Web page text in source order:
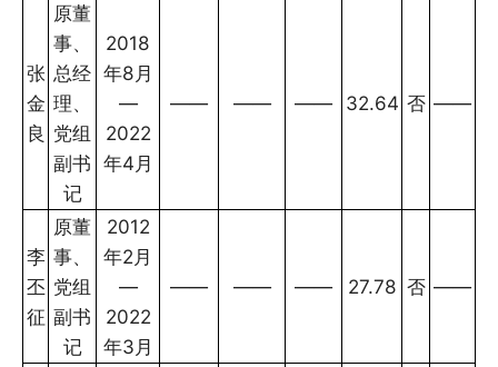
张
金
良
原董
事、
总经
理、
党组
副书
记
2018
年8月
—
2022
年4月
—— —— —— 32.64 否 ——
李
丕
征
原董
事、
党组
副书
记
2012
年2月
—
2022
年3月
—— —— —— 27.78 否 ——